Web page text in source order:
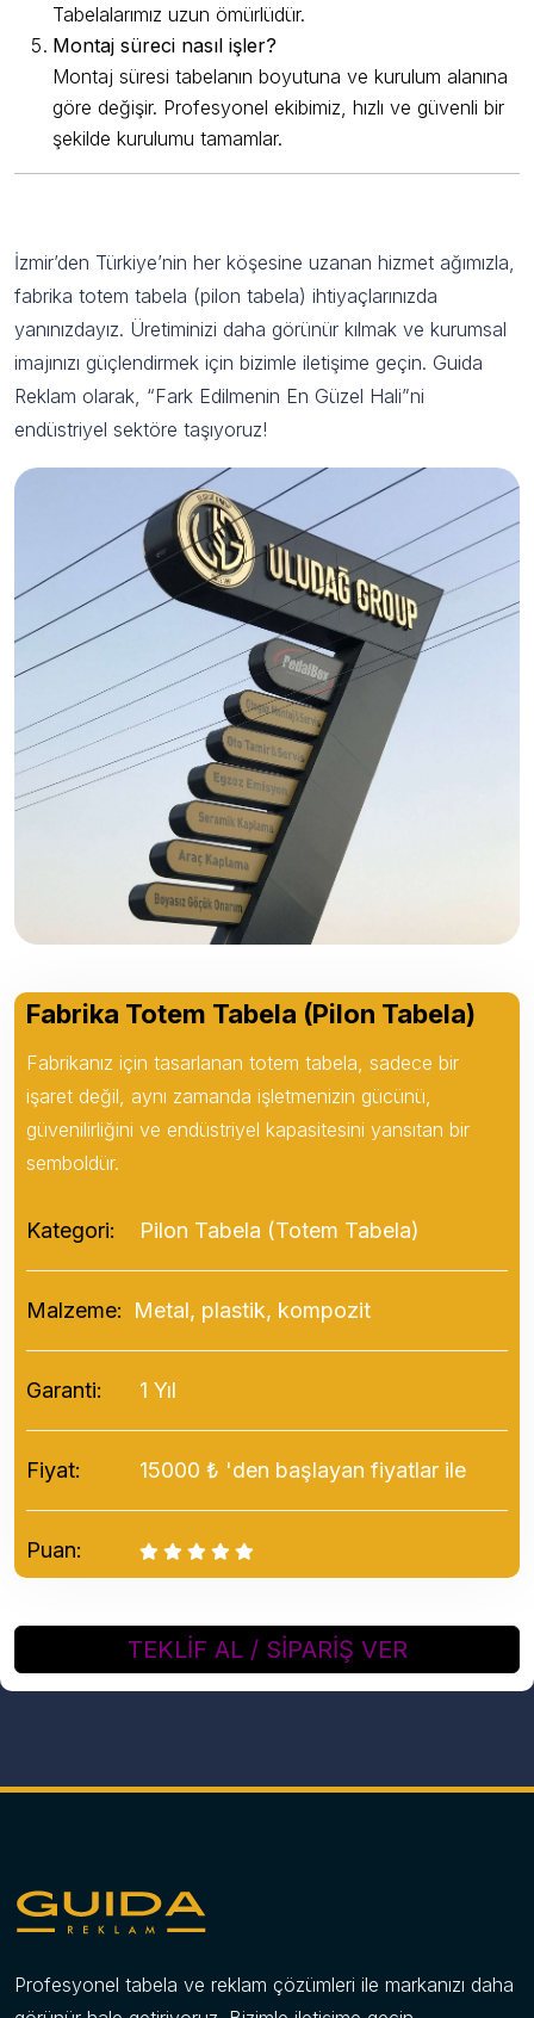
Tabelalarımız uzun ömürlüdür.
Montaj süreci nasıl işler?
Montaj süresi tabelanın boyutuna ve kurulum alanına
göre değişir. Profesyonel ekibimiz, hızlı ve güvenli bir
şekilde kurulumu tamamlar.
İzmir’den Türkiye’nin her köşesine uzanan hizmet ağımızla,
fabrika totem tabela (pilon tabela) ihtiyaçlarınızda
yanınızdayız. Üretiminizi daha görünür kılmak ve kurumsal
imajınızı güçlendirmek için bizimle iletişime geçin. Guida
Reklam olarak, “Fark Edilmenin En Güzel Hali”ni
endüstriyel sektöre taşıyoruz!
Fabrika Totem Tabela (Pilon Tabela)
Fabrikanız için tasarlanan totem tabela, sadece bir
işaret değil, aynı zamanda işletmenizin gücünü,
güvenilirliğini ve endüstriyel kapasitesini yansıtan bir
semboldür.
Kategori: Pilon Tabela (Totem Tabela)
Malzeme: Metal, plastik, kompozit
Garanti: 1 Yıl
Fiyat: 15000 ₺ 'den başlayan fiyatlar ile
Puan:
TEKLİF AL / SİPARİŞ VER
Profesyonel tabela ve reklam çözümleri ile markanızı daha